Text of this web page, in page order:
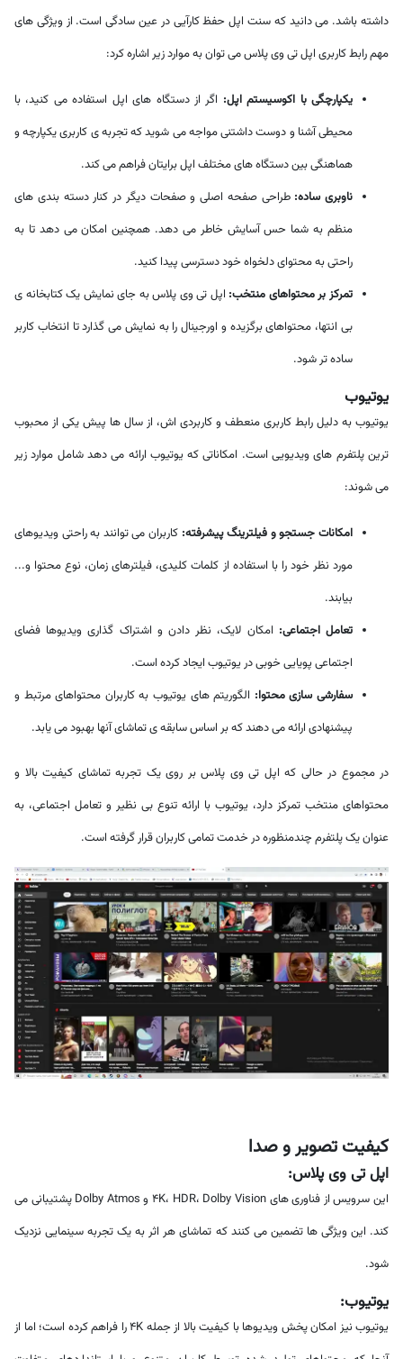
داشته باشد. می دانید که سنت اپل حفظ کارآیی در عین سادگی است. از ویژگی های
مهم رابط کاربری اپل تی وی پلاس می توان به موارد زیر اشاره کرد:
یکپارچگی با اکوسیستم اپل: اگر از دستگاه های اپل استفاده می کنید، با
محیطی آشنا و دوست داشتنی مواجه می شوید که تجربه ی کاربری یکپارچه و
هماهنگی بین دستگاه های مختلف اپل برایتان فراهم می کند.
ناوبری ساده:طراحی صفحه اصلی و صفحات دیگر در کنار دسته بندی های
منظم به شما حس آسایش خاطر می دهد. همچنین امکان می دهد تا به
راحتی به محتوای دلخواه خود دسترسی پیدا کنید.
تمرکز بر محتواهای منتخب: اپل تی وی پلاس به جای نمایش یک کتابخانه ی
بی انتها، محتواهای برگزیده و اورجینال را به نمایش می گذارد تا انتخاب کاربر
ساده تر شود.
یوتیوب
یوتیوب به دلیل رابط کاربری منعطف و کاربردی اش، از سال ها پیش یکی از محبوب
ترین پلتفرم های ویدیویی است. امکاناتی که یوتیوب ارائه می دهد شامل موارد زیر
می شوند:
امکانات جستجو و فیلترینگ پیشرفته: کاربران می توانند به راحتی ویدیوهای
مورد نظر خود را با استفاده از کلمات کلیدی، فیلترهای زمان، نوع محتوا و...
بیابند.
تعامل اجتماعی: امکان لایک، نظر دادن و اشتراک گذاری ویدیوها فضای
اجتماعی پویایی خوبی در یوتیوب ایجاد کرده است.
سفارشی سازی محتوا: الگوریتم های یوتیوب به کاربران محتواهای مرتبط و
پیشنهادی ارائه می دهند که بر اساس سابقه ی تماشای آنها بهبود می یابد.
در مجموع در حالی که اپل تی وی پلاس بر روی یک تجربه تماشای کیفیت بالا و
محتواهای منتخب تمرکز دارد، یوتیوب با ارائه تنوع بی نظیر و تعامل اجتماعی، به
عنوان یک پلتفرم چندمنظوره در خدمت تمامی کاربران قرار گرفته است.
کیفیت تصویر و صدا
اپل تی وی پلاس:
این سرویس از فناوری های 4K، HDR، Dolby Vision و Dolby Atmos پشتیبانی می
کند. این ویژگی ها تضمین می کنند که تماشای هر اثر به یک تجربه سینمایی نزدیک
شود.
یوتیوب:
یوتیوب نیز امکان پخش ویدیوها با کیفیت بالا از جمله 4K را فراهم کرده است؛ اما از